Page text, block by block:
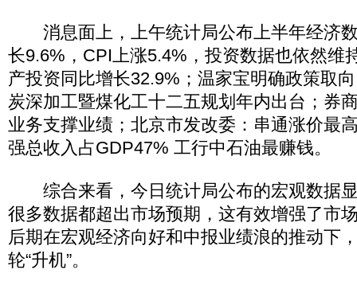
消息面上，上午统计局公布上半年经济
长9.6%，CPI上涨5.4%，投资数据也依然维
产投资同比增长32.9%；温家宝明确政策取
炭深加工暨煤化工十二五规划年内出台；券
业务支撑业绩；北京市发改委：串通涨价最
强总收入占GDP47% 工行中石油最赚钱。
综合来看，今日统计局公布的宏观数据
很多数据都超出市场预期，这有效增强了市
后期在宏观经济向好和中报业绩浪的推动下
轮“升机”。